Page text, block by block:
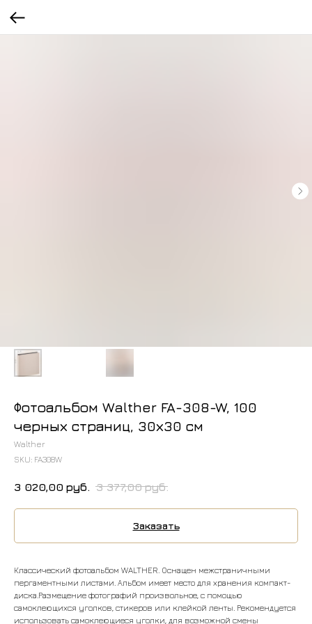
Фотоальбом Walther FA-308-W, 100
черных страниц, 30х30 см
Walther
SKU: FA308W
3 020,00 руб. 3 377,00 руб.
Заказать
Классический фотоальбом WALTHER. Оснащен межстраничными
пергаментными листами. Альбом имеет место для хранения компакт-
диска.Размещение фотографий произвольное, с помощью
самоклеющихся уголков, стикеров или клейкой ленты. Рекомендуется
использовать самоклеющиеся уголки, для возможной смены